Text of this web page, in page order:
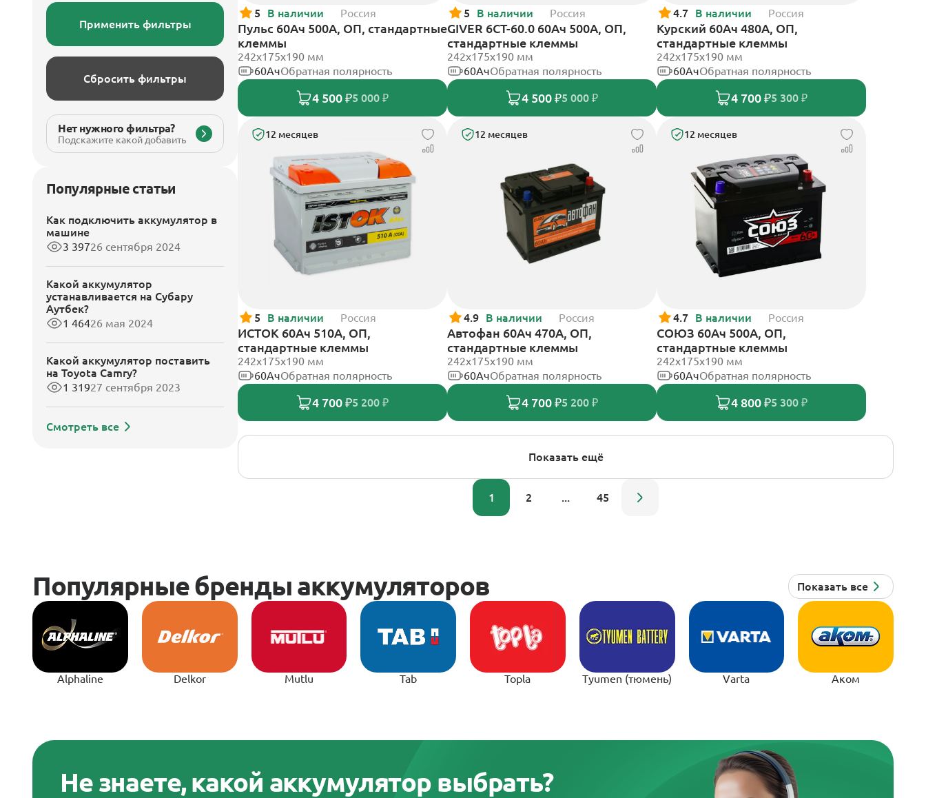
Применить фильтры
Сбросить фильтры
Нет нужного фильтра?
Подскажите какой добавить
Популярные статьи
Как подключить аккумулятор в
машине
3 39726 сентября 2024
Какой аккумулятор
устанавливается на Субару
Аутбек?
1 46426 мая 2024
Какой аккумулятор поставить
на Toyota Camry?
1 31927 сентября 2023
Смотреть все
5 В наличии Россия
Пульс 60Ач 500А, ОП, стандартные
клеммы
242x175x190 мм
60АчОбратная полярность
4 500 ₽5 000 ₽
5 В наличии Россия
GIVER 6СТ-60.0 60Ач 500А, ОП,
стандартные клеммы
242х175х190 мм
60АчОбратная полярность
4 500 ₽5 000 ₽
4.7 В наличии Россия
Курский 60Ач 480А, ОП,
стандартные клеммы
242x175x190 мм
60АчОбратная полярность
4 700 ₽5 300 ₽
12 месяцев
5 В наличии Россия
ИСТОК 60Ач 510А, ОП,
стандартные клеммы
242x175x190 мм
60АчОбратная полярность
4 700 ₽5 200 ₽
12 месяцев
4.9 В наличии Россия
Автофан 60Ач 470А, ОП,
стандартные клеммы
242х175х190 мм
60АчОбратная полярность
4 700 ₽5 200 ₽
12 месяцев
4.7 В наличии Россия
СОЮЗ 60Ач 500А, ОП,
стандартные клеммы
242x175x190 мм
60АчОбратная полярность
4 800 ₽5 300 ₽
Показать ещё
1 2 ... 45
Alphaline Delkor Mutlu Tab Topla Tyumen (тюмень) Varta Аком
Не знаете, какой аккумулятор выбрать?